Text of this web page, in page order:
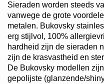
Sieraden worden steeds
vanwege de grote
metalen. Bukovsky
erg stijlvol, 100%
hardheid zijn de sieraden
zijn de krasvastheid en
De Bukovsky modellen
gepolijste (glanzende/